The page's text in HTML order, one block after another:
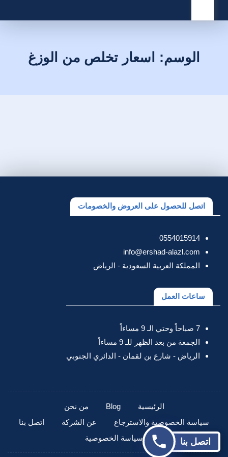
القائمة
الوسم: اسعار تخلص من الوزغ
اتصل للحصول على العروض والخصومات
0554015914
info@ershad-alazl.com
المملكة العربية السعودية - الرياض
ساعات العمل
7 صباحاً وحتي الـ 9 مساءاً
الجمعة من بعد الظهر للـ 9 مساءاً
الرياض - شارع بن لقمان - الدائري الجنوبي
الرئيسية Blog
من نحن
سياسة الخصوصية والاسترجاع
عن الشركة
اتصل بنا
سياسة الخصوصية
اتصل بنا